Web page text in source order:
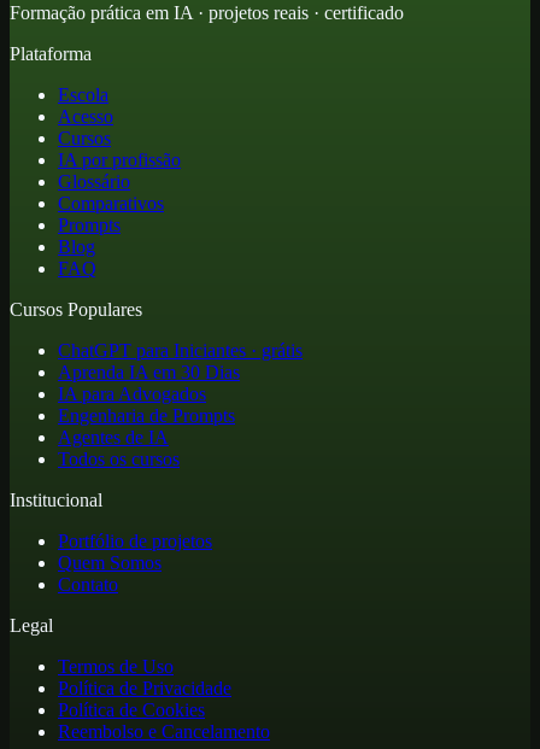
Formação prática em IA · projetos reais · certificado
Plataforma
Escola
Acesso
Cursos
IA por profissão
Glossário
Comparativos
Prompts
Blog
FAQ
Cursos Populares
ChatGPT para Iniciantes · grátis
Aprenda IA em 30 Dias
IA para Advogados
Engenharia de Prompts
Agentes de IA
Todos os cursos
Institucional
Portfólio de projetos
Quem Somos
Contato
Legal
Termos de Uso
Política de Privacidade
Política de Cookies
Reembolso e Cancelamento